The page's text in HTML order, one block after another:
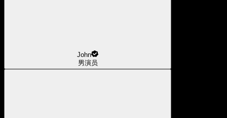
John
男演员